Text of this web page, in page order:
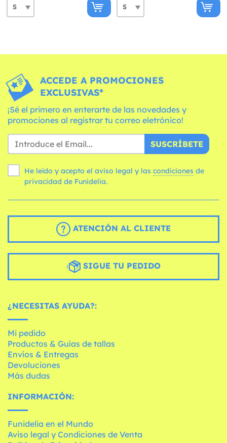
ACCEDE A PROMOCIONES
EXCLUSIVAS*
¡Sé el primero en enterarte de las novedades y
promociones al registrar tu correo eletrónico!
SUSCRÍBETE
He leído y acepto el aviso legal y las condiciones
privacidad de Funidelia.
ATENCIÓN AL CLIENTE
SIGUE TU PEDIDO
¿NECESITAS AYUDA?:
Mi pedido
Productos & Guías de tallas
Envíos & Entregas
Devoluciones
Más dudas
INFORMACIÓN:
Funidelia en el Mundo
Aviso legal y Condiciones de Venta